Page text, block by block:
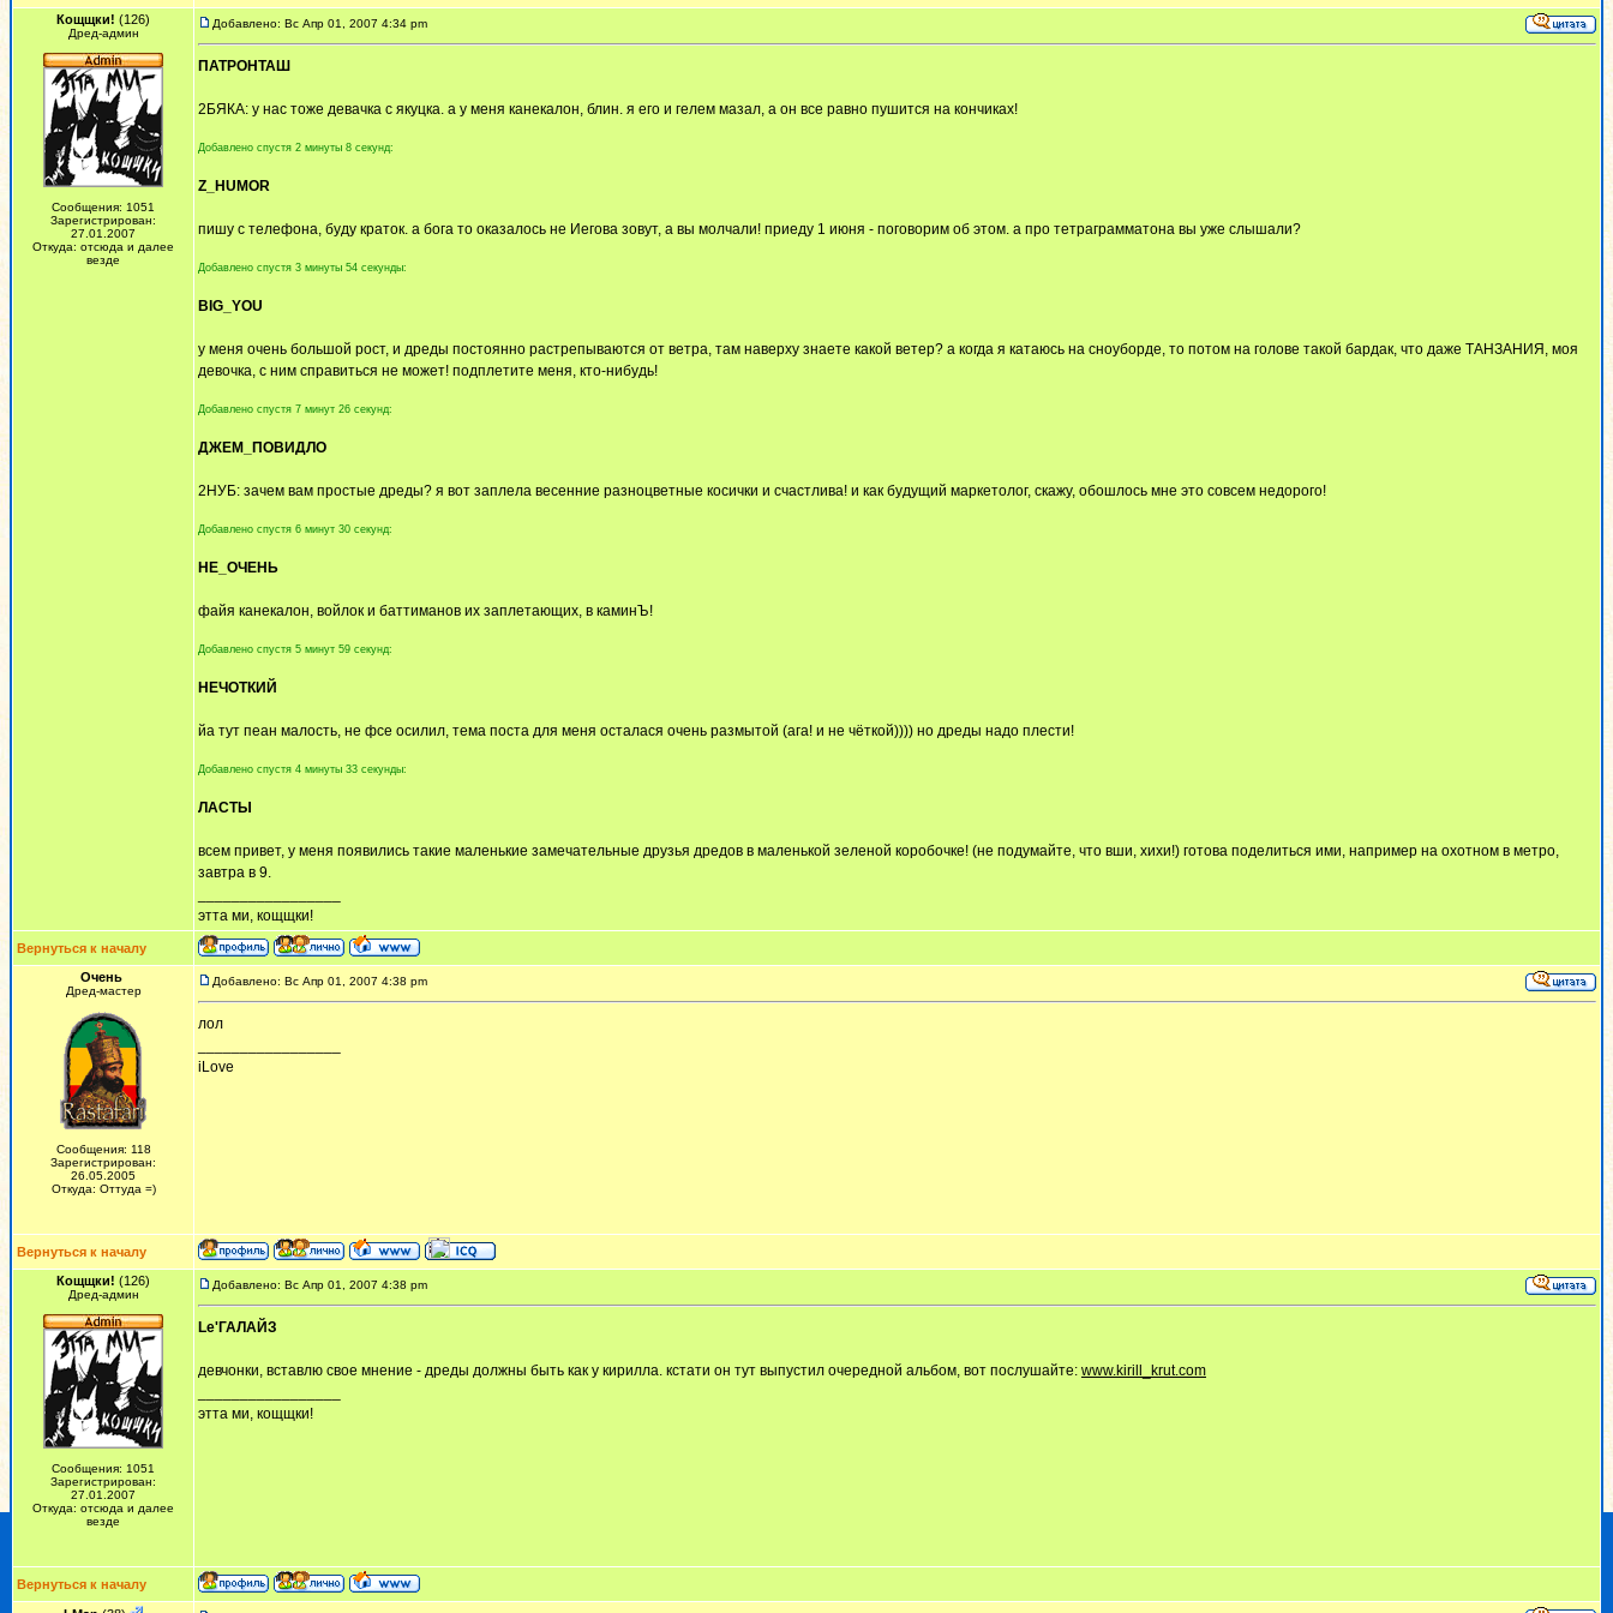
Кощщки! (126)
Дред-админ
Сообщения: 1051
Зарегистрирован:
27.01.2007
Откуда: отсюда и далее
везде
Добавлено: Вс Апр 01, 2007 4:34 pm
ПАТРОНТАШ
2БЯКА: у нас тоже девачка с якуцка. а у меня канекалон, блин. я его и гелем мазал, а он все равно пушится на кончиках!
Добавлено спустя 2 минуты 8 секунд:
Z_HUMOR
пишу с телефона, буду краток. а бога то оказалось не Иегова зовут, а вы молчали! приеду 1 июня - поговорим об этом. а про тетраграмматона вы уже слышали?
Добавлено спустя 3 минуты 54 секунды:
BIG_YOU
у меня очень большой рост, и дреды постоянно растрепываются от ветра, там наверху знаете какой ветер? а когда я катаюсь на сноуборде, то потом на голове такой бардак, что даже ТАНЗАНИЯ, моя
девочка, с ним справиться не может! подплетите меня, кто-нибудь!
Добавлено спустя 7 минут 26 секунд:
ДЖЕМ_ПОВИДЛО
2НУБ: зачем вам простые дреды? я вот заплела весенние разноцветные косички и счастлива! и как будущий маркетолог, скажу, обошлось мне это совсем недорого!
Добавлено спустя 6 минут 30 секунд:
НЕ_ОЧЕНЬ
файя канекалон, войлок и баттиманов их заплетающих, в каминЪ!
Добавлено спустя 5 минут 59 секунд:
НЕЧОТКИЙ
йа тут пеан малость, не фсе осилил, тема поста для меня осталася очень размытой (ага! и не чёткой)))) но дреды надо плести!
Добавлено спустя 4 минуты 33 секунды:
ЛАСТЫ
всем привет, у меня появились такие маленькие замечательные друзья дредов в маленькой зеленой коробочке! (не подумайте, что вши, хихи!) готова поделиться ими, например на охотном в метро,
завтра в 9.
этта ми, кощщки!
Вернуться к началу
Очень
Дред-мастер
Сообщения: 118
Зарегистрирован:
26.05.2005
Откуда: Оттуда =)
Добавлено: Вс Апр 01, 2007 4:38 pm
лол
iLove
Вернуться к началу
Кощщки! (126)
Дред-админ
Сообщения: 1051
Зарегистрирован:
27.01.2007
Откуда: отсюда и далее
везде
Добавлено: Вс Апр 01, 2007 4:38 pm
Le'ГАЛАЙЗ
девчонки, вставлю свое мнение - дреды должны быть как у кирилла. кстати он тут выпустил очередной альбом, вот послушайте: www.kirill_krut.com
этта ми, кощщки!
Вернуться к началу